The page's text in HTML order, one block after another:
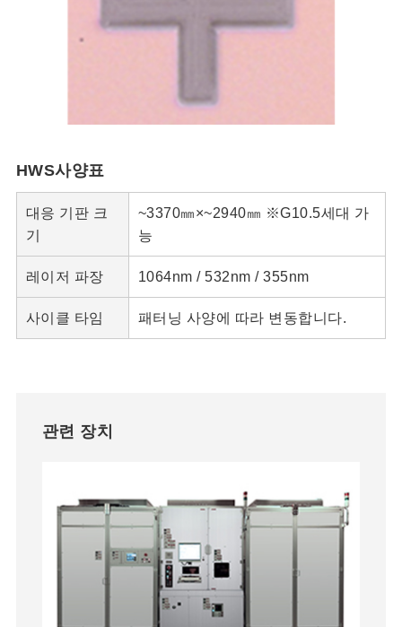
HWS사양표
대응 기판 크
기
~3370㎜×~2940㎜ ※G10.5세대 가
능
레이저 파장 1064nm / 532nm / 355nm
사이클 타임 패터닝 사양에 따라 변동합니다.
관련 장치